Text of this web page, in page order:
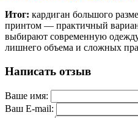
Итог: кардиган большого
принтом — практичный
выбирают современную
лишнего объема и сложных
Написать отзыв
Ваше имя:
Ваш E-mail: